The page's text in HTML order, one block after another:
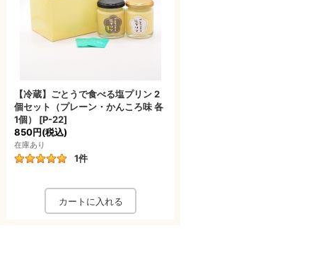
【冷蔵】ごとうで食べる塩プリン 2
個セット（プレーン・かんころ味 各
1個）
[P-22]
850円(税込)
在庫あり
1件